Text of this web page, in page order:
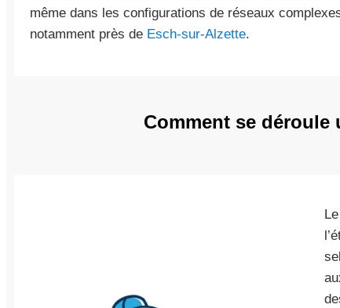
même dans les configurations de réseaux
notamment près de Esch-sur-Alzette.
Comment se